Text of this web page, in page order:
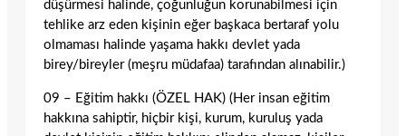
düşürmesi halinde, çoğunluğun korunabilmesi için
tehlike arz eden kişinin eğer başkaca bertaraf yolu
olmaması halinde yaşama hakkı devlet yada
birey/bireyler (meşru müdafaa) tarafından alınabilir.)
09 – Eğitim hakkı (ÖZEL HAK) (Her insan eğitim
hakkına sahiptir, hiçbir kişi, kurum, kuruluş yada